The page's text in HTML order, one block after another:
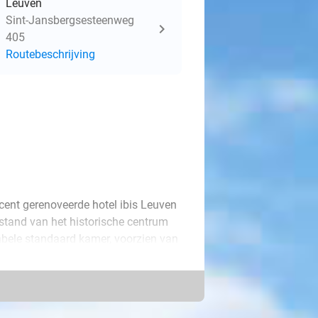
Leuven
Sint-Jansbergsesteenweg
405
Routebeschrijving
gerenoveerde hotel ibis Leuven
van het historische centrum
standaard kamer, voorzien van
voldoende opbergruimte, een ruim
je eventueel van een
out om 13.00 uur.